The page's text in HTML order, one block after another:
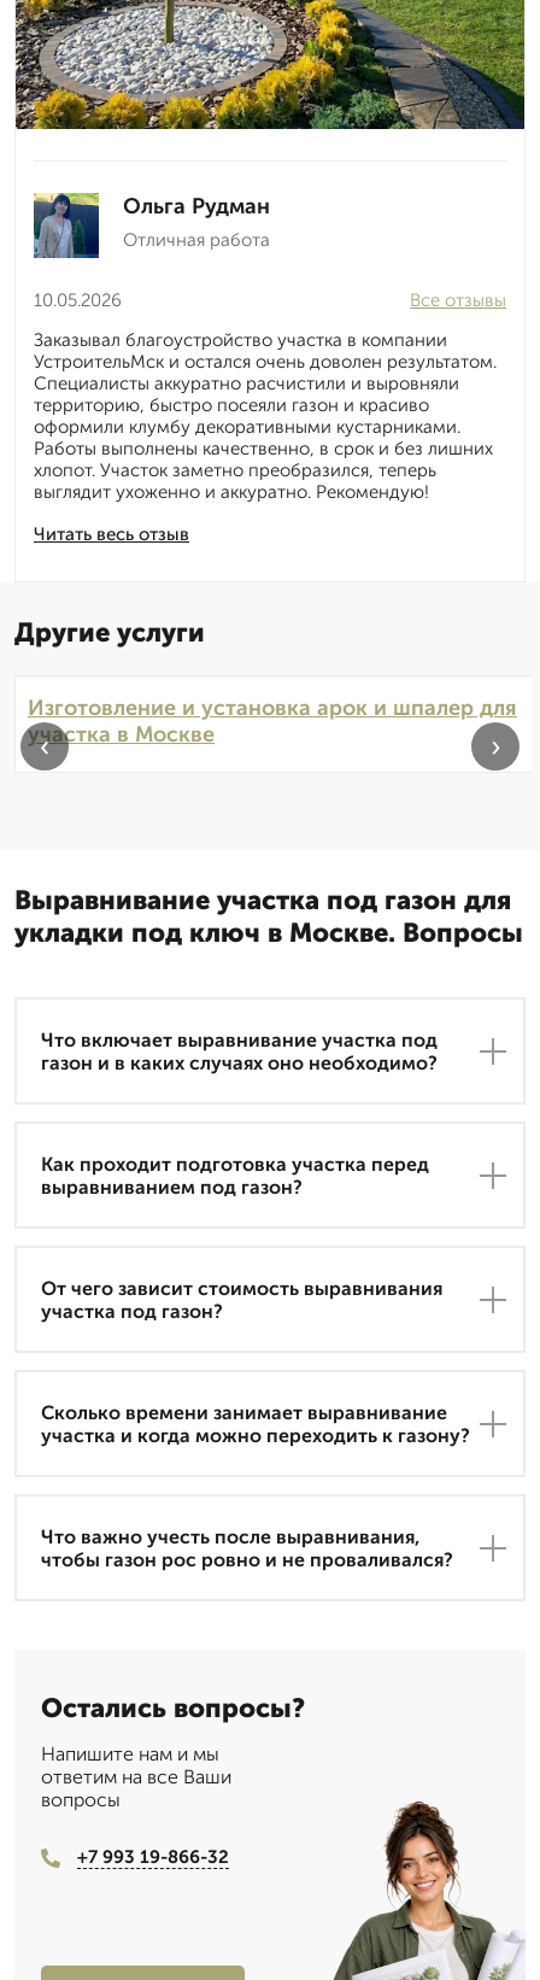
Ольга Рудман
Отличная работа
10.05.2026
Читать весь отзыв
Все отзывы
Заказывал благоустройство участка в компании
УстроительМск и остался очень доволен результатом.
Специалисты аккуратно расчистили и выровняли
территорию, быстро посеяли газон и красиво
оформили клумбу декоративными кустарниками.
Работы выполнены качественно, в срок и без лишних
хлопот. Участок заметно преобразился, теперь
выглядит ухоженно и аккуратно. Рекомендую!
Другие услуги
Изготовление и установка арок и шпалер для
участка в Москве
‹ ›
Выравнивание участка под газон для
укладки под ключ в Москве. Вопросы
Что включает выравнивание участка под
газон и в каких случаях оно необходимо?
Как проходит подготовка участка перед
выравниванием под газон?
От чего зависит стоимость выравнивания
участка под газон?
Сколько времени занимает выравнивание
участка и когда можно переходить к газону?
Что важно учесть после выравнивания,
чтобы газон рос ровно и не проваливался?
Остались вопросы?
Напишите нам и мы
ответим на все Ваши
вопросы
+7 993 19-866-32